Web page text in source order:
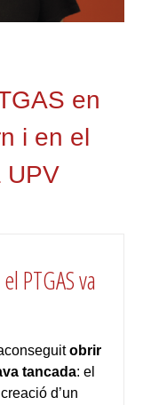
en
i en el
UPV
PTGAS va
obrir
tancada: el
d’un